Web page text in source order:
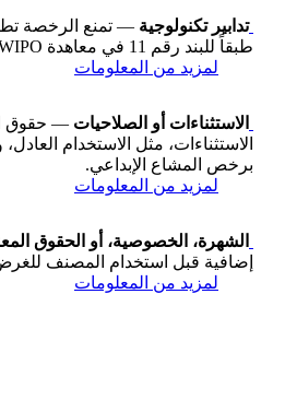
تدابير تكنولوجية — تمنع الرخصة
طبقاً للبند رقم 11 في معاهدة WIPO لحقوق الملكية الفكرية.
لمزيد من المعلومات
الاستثناءات أو الصلاحيات — حقوق
الاستثناءات، مثل الاستخدام العادل،
برخص المشاع الإبداعي.
لمزيد من المعلومات
الشهرة، الخصوصية، أو الحقوق
إضافية قبل استخدام المصنف
لمزيد من المعلومات